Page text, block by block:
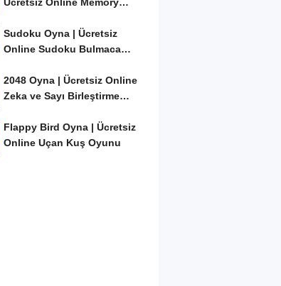
Sudoku Oyna | Ücretsiz
Online Sudoku Bulmaca
2048 Oyna | Ücretsiz Online
Zeka ve Sayı Birleştirme
Flappy Bird Oyna | Ücretsiz
Online Uçan Kuş Oyunu